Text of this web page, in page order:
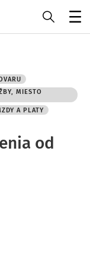
MIESTO
A PLATY
od